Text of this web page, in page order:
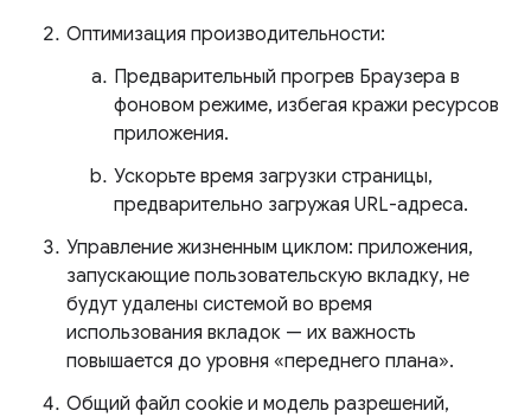
Оптимизация производительности:
Предварительный прогрев Браузера в
фоновом режиме, избегая кражи ресурсов
приложения.
Ускорьте время загрузки страницы,
предварительно загружая URL-адреса.
Управление жизненным циклом: приложения,
запускающие пользовательскую вкладку, не
будут удалены системой во время
использования вкладок — их важность
повышается до уровня «переднего плана».
Общий файл cookie и модель разрешений,